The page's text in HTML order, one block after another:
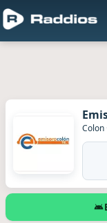
Colon